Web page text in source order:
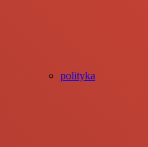
polityka